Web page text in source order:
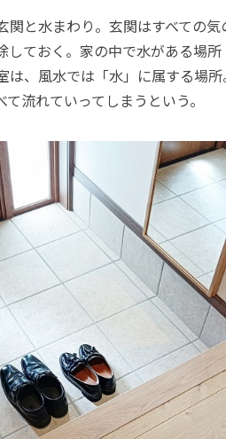
と水まわり。玄関はすべての
ておく。家の中で水がある場
は、風水では「水」に属する場
流れていってしまうという。